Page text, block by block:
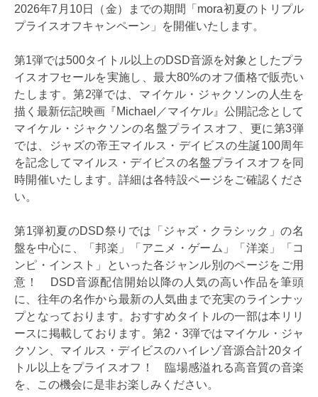
2026年7月10日（金）までの期間「mora初夏のトリプル
プライスオフキャンペーン」を開催いたします。
第1弾では500タイトル以上のDSD音源を対象としたプラ
イスオフセールを実施し、最大80%のオフ価格で販売い
たします。第2弾では、マイケル・ジャクソンの人生を
描く最新伝記映画『Michael／マイケル』公開記念として
マイケル・ジャクソンの名盤プライスオフ、更に第3弾
では、ジャズの帝王マイルス・デイビスの生誕100周年
を記念してマイルス・デイビスの名盤プライスオフを同
時開催いたします。詳細は各特設ページをご確認くださ
い。
第1弾初夏のDSD祭りでは「ジャズ・クラシック」の名
盤を中心に、「邦楽」「アニメ・ゲーム」「洋楽」「コ
ンピ・インスト」といった各ジャンル別のページをご用
意！ DSD音源配信開始以降の人気の高い作品を筆頭
に、往年の名作から最新の人気曲まで充実のラインナッ
プとなっております。おすすめタイトルの一部は本リリ
ースに掲載しております。第2・3弾ではマイケル・ジャ
クソン、マイルス・デイビスのハイレゾ音源合計20タイ
トル以上をプライスオフ！ 臨場感溢れる高音質の音楽
を、この機会に是非お楽しみください。